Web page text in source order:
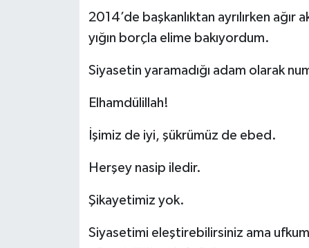
2014’de başkanlıktan ayrılırken
yığın borçla elime bakıyordum.
Siyasetin yaramadığı adam olarak
Elhamdülillah!
İşimiz de iyi, şükrümüz de ebed.
Herşey nasip iledir.
Şikayetimiz yok.
Siyasetimi eleştirebilirsiniz ama